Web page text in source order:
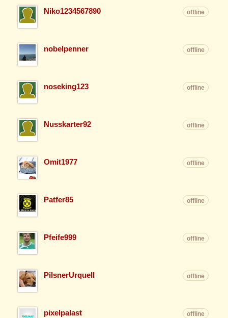
Niko1234567890 offline
nobelpenner offline
noseking123 offline
Nusskarter92 offline
Omit1977 offline
Patfer85 offline
Pfeife999 offline
PilsnerUrquell offline
pixelpalast offline